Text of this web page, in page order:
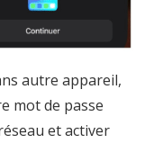
autre appareil,
mot de passe
et activer